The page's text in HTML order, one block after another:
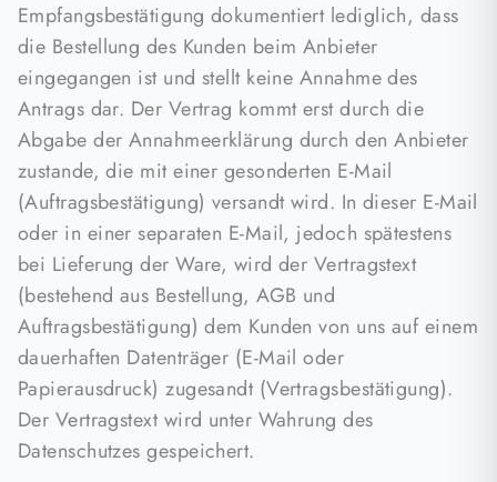
Empfangsbestätigung dokumentiert lediglich, dass
die Bestellung des Kunden beim Anbieter
eingegangen ist und stellt keine Annahme des
Antrags dar. Der Vertrag kommt erst durch die
Abgabe der Annahmeerklärung durch den Anbieter
zustande, die mit einer gesonderten E-Mail
(Auftragsbestätigung) versandt wird. In dieser E-Mail
oder in einer separaten E-Mail, jedoch spätestens
bei Lieferung der Ware, wird der Vertragstext
(bestehend aus Bestellung, AGB und
Auftragsbestätigung) dem Kunden von uns auf einem
dauerhaften Datenträger (E-Mail oder
Papierausdruck) zugesandt (Vertragsbestätigung).
Der Vertragstext wird unter Wahrung des
Datenschutzes gespeichert.